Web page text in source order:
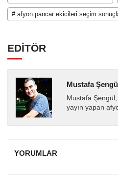
# afyon pancar ekicileri seçim
EDİTÖR
Mustafa
Mustafa
yayın yapan
almakta, haber
YORUMLAR